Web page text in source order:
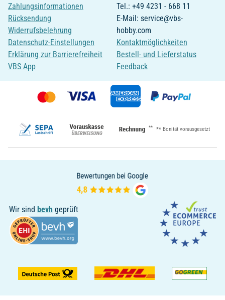
Zahlungsinformationen
Rücksendung
Widerrufsbelehrung
Datenschutz-Einstellungen
Erklärung zur Barrierefreiheit
VBS App
Tel.: +49 4231 - 668 11
E-Mail: service@vbs-
hobby.com
Kontaktmöglichkeiten
Bestell- und Lieferstatus
Feedback
** ** Bonität vorausgesetzt
Wir sind bevh geprüft